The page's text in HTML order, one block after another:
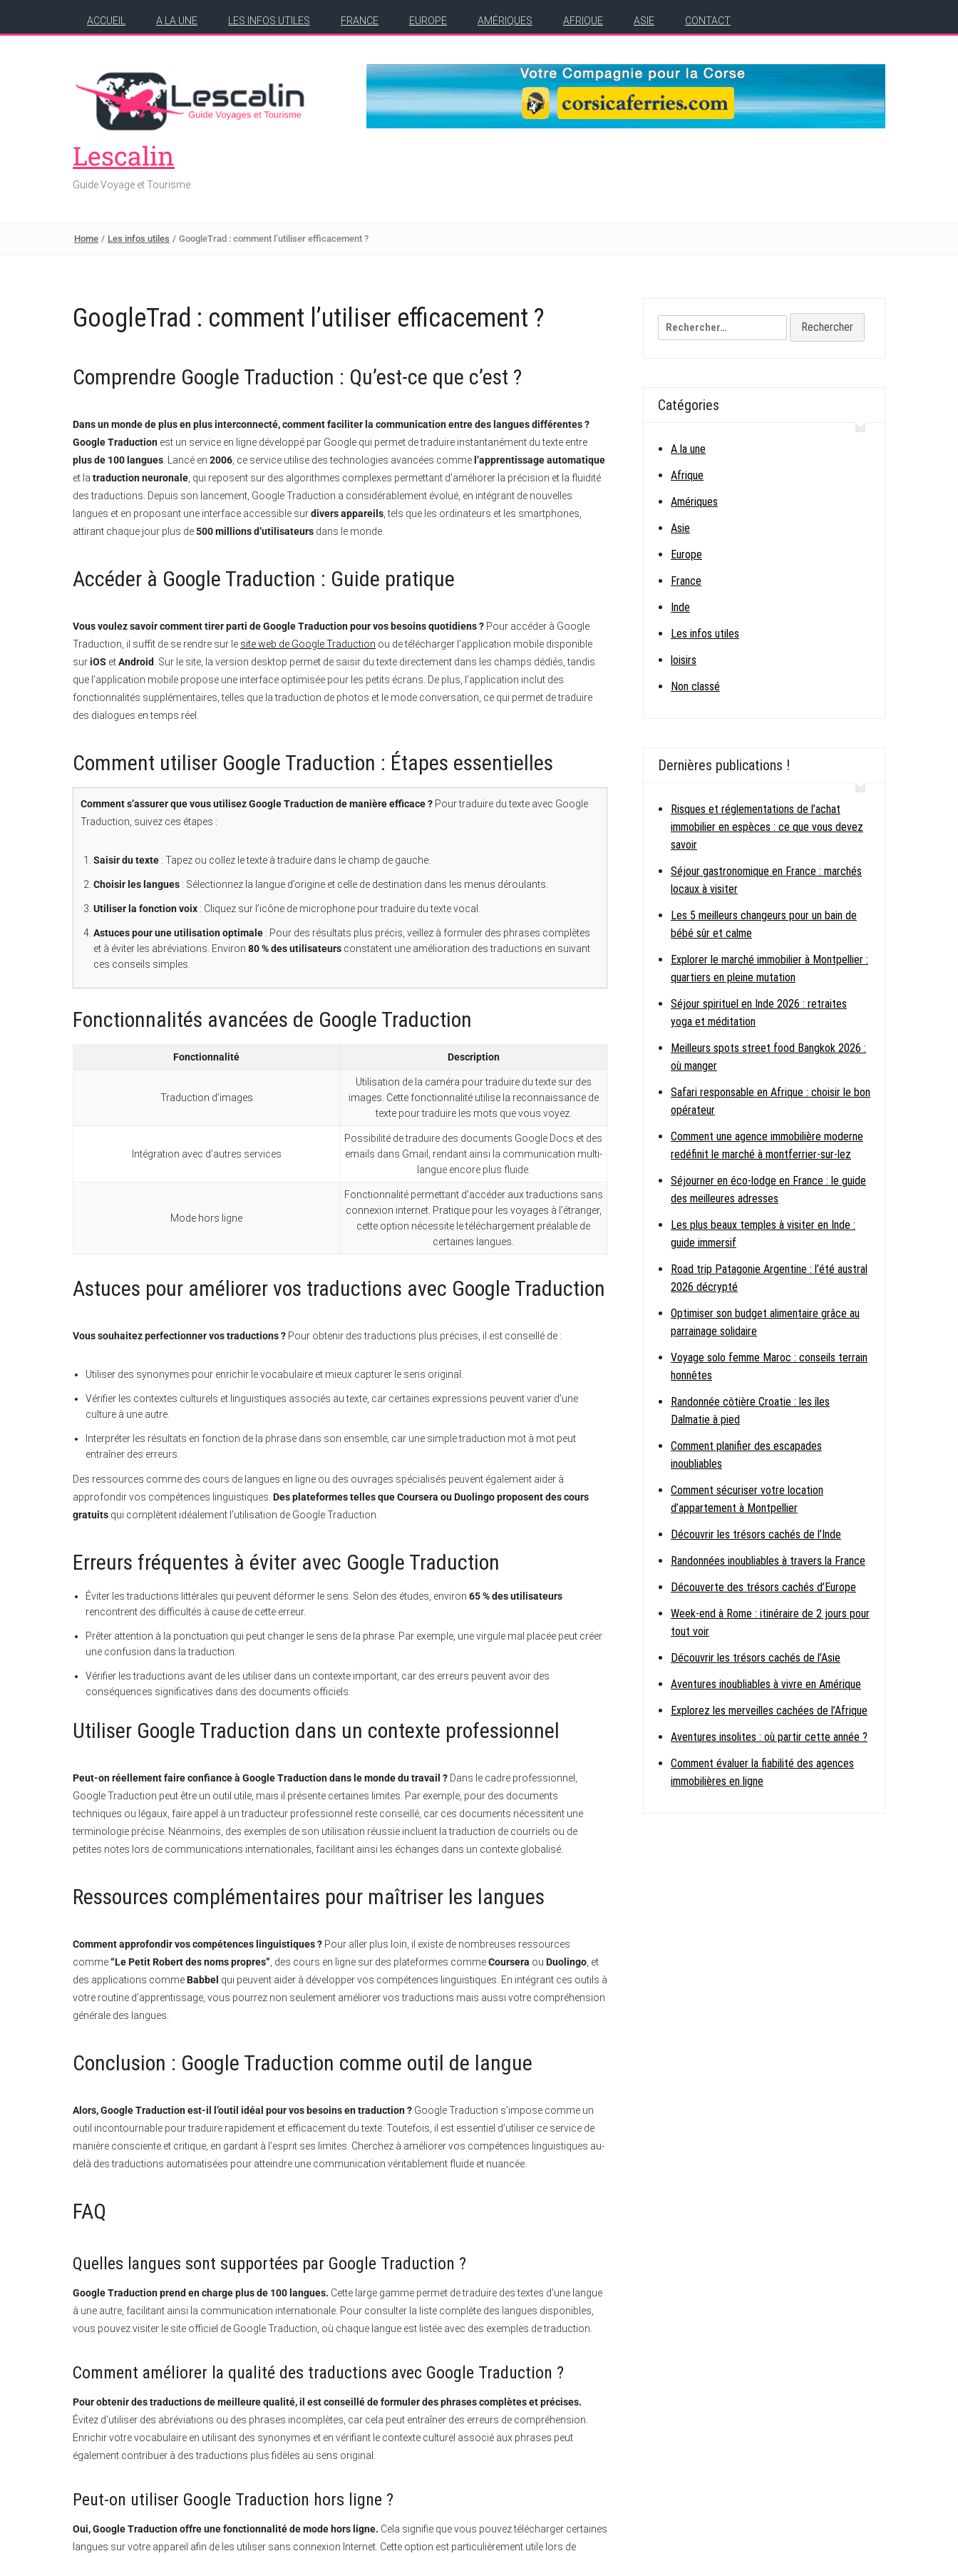
ACCUEIL A LA UNE LES INFOS UTILES FRANCE EUROPE AMÉRIQUES AFRIQUE ASIE CONTACT
Lescalin
Guide Voyage et Tourisme
Home / Les infos utiles / GoogleTrad : comment l’utiliser efficacement ?
GoogleTrad : comment l’utiliser efficacement ?
Comprendre Google Traduction : Qu’est-ce que c’est ?
Dans un monde de plus en plus interconnecté, comment faciliter la communication entre des langues différentes ?
Google Traduction est un service en ligne développé par Google qui permet de traduire instantanément du texte entre
plus de 100 langues . Lancé en 2006 , ce service utilise des technologies avancées comme l’apprentissage automatique
et la traduction neuronale , qui reposent sur des algorithmes complexes permettant d’améliorer la précision et la fluidité
des traductions. Depuis son lancement, Google Traduction a considérablement évolué, en intégrant de nouvelles
langues et en proposant une interface accessible surdivers appareils , tels que les ordinateurs et les smartphones,
attirant chaque jour plus de500 millions d’utilisateurs dans le monde.
Accéder à Google Traduction : Guide pratique
Vous voulez savoir comment tirer parti de Google Traduction pour vos besoins quotidiens ? Pour accéder à Google
Traduction, il suffit de se rendre sur le site web de Google Traduction ou de télécharger l’application mobile disponible
suriOS etAndroid . Sur le site, la version desktop permet de saisir du texte directement dans les champs dédiés, tandis
que l’application mobile propose une interface optimisée pour les petits écrans. De plus, l’application inclut des
fonctionnalités supplémentaires, telles que la traduction de photos et le mode conversation, ce qui permet de traduire
des dialogues en temps réel.
Comment utiliser Google Traduction : Étapes essentielles
Comment s’assurer que vous utilisez Google Traduction de manière efficace ? Pour traduire du texte avec Google
Traduction, suivez ces étapes :
Saisir du texte : Tapez ou collez le texte à traduire dans le champ de gauche.
Choisir les langues : Sélectionnez la langue d’origine et celle de destination dans les menus déroulants.
Utiliser la fonction voix : Cliquez sur l’icône de microphone pour traduire du texte vocal.
Astuces pour une utilisation optimale : Pour des résultats plus précis, veillez à formuler des phrases complètes
et à éviter les abréviations. Environ 80 % des utilisateurs constatent une amélioration des traductions en suivant
ces conseils simples.
Fonctionnalités avancées de Google Traduction
Fonctionnalité Description
Traduction d’images
Utilisation de la caméra pour traduire du texte sur des
images. Cette fonctionnalité utilise la reconnaissance de
texte pour traduire les mots que vous voyez.
Intégration avec d’autres services
Possibilité de traduire des documents Google Docs et des
emails dans Gmail, rendant ainsi la communication multi-
langue encore plus fluide.
Mode hors ligne
Fonctionnalité permettant d’accéder aux traductions sans
connexion internet. Pratique pour les voyages à l’étranger,
cette option nécessite le téléchargement préalable de
certaines langues.
Astuces pour améliorer vos traductions avec Google Traduction
Vous souhaitez perfectionner vos traductions ? Pour obtenir des traductions plus précises, il est conseillé de :
Utiliser des synonymes pour enrichir le vocabulaire et mieux capturer le sens original.
Vérifier les contextes culturels et linguistiques associés au texte, car certaines expressions peuvent varier d’une
culture à une autre.
Interpréter les résultats en fonction de la phrase dans son ensemble, car une simple traduction mot à mot peut
entraîner des erreurs.
Des ressources comme des cours de langues en ligne ou des ouvrages spécialisés peuvent également aider à
approfondir vos compétences linguistiques. Des plateformes telles que Coursera ou Duolingo proposent des cours
gratuits qui complètent idéalement l’utilisation de Google Traduction.
Erreurs fréquentes à éviter avec Google Traduction
Éviter les traductions littérales qui peuvent déformer le sens. Selon des études, environ 65 % des utilisateurs
rencontrent des difficultés à cause de cette erreur.
Prêter attention à la ponctuation qui peut changer le sens de la phrase. Par exemple, une virgule mal placée peut créer
une confusion dans la traduction.
Vérifier les traductions avant de les utiliser dans un contexte important, car des erreurs peuvent avoir des
conséquences significatives dans des documents officiels.
Utiliser Google Traduction dans un contexte professionnel
Peut-on réellement faire confiance à Google Traduction dans le monde du travail ? Dans le cadre professionnel,
Google Traduction peut être un outil utile, mais il présente certaines limites. Par exemple, pour des documents
techniques ou légaux, faire appel à un traducteur professionnel reste conseillé, car ces documents nécessitent une
terminologie précise. Néanmoins, des exemples de son utilisation réussie incluent la traduction de courriels ou de
petites notes lors de communications internationales, facilitant ainsi les échanges dans un contexte globalisé.
Ressources complémentaires pour maîtriser les langues
Comment approfondir vos compétences linguistiques ? Pour aller plus loin, il existe de nombreuses ressources
comme“Le Petit Robert des noms propres”, des cours en ligne sur des plateformes commeCoursera ou Duolingo, et
des applications commeBabbel qui peuvent aider à développer vos compétences linguistiques. En intégrant ces outils à
votre routine d’apprentissage, vous pourrez non seulement améliorer vos traductions mais aussi votre compréhension
générale des langues.
Conclusion : Google Traduction comme outil de langue
Alors, Google Traduction est-il l’outil idéal pour vos besoins en traduction ? Google Traduction s’impose comme un
outil incontournable pour traduire rapidement et efficacement du texte. Toutefois, il est essentiel d’utiliser ce service de
manière consciente et critique, en gardant à l’esprit ses limites. Cherchez à améliorer vos compétences linguistiques au-
delà des traductions automatisées pour atteindre une communication véritablement fluide et nuancée.
FAQ
Quelles langues sont supportées par Google Traduction ?
Google Traduction prend en charge plus de 100 langues. Cette large gamme permet de traduire des textes d’une langue
à une autre, facilitant ainsi la communication internationale. Pour consulter la liste complète des langues disponibles,
vous pouvez visiter le site officiel de Google Traduction, où chaque langue est listée avec des exemples de traduction.
Comment améliorer la qualité des traductions avec Google Traduction ?
Pour obtenir des traductions de meilleure qualité, il est conseillé de formuler des phrases complètes et précises.
Évitez d’utiliser des abréviations ou des phrases incomplètes, car cela peut entraîner des erreurs de compréhension.
Enrichir votre vocabulaire en utilisant des synonymes et en vérifiant le contexte culturel associé aux phrases peut
également contribuer à des traductions plus fidèles au sens original.
Peut-on utiliser Google Traduction hors ligne ?
Oui, Google Traduction offre une fonctionnalité de mode hors ligne. Cela signifie que vous pouvez télécharger certaines
langues sur votre appareil afin de les utiliser sans connexion Internet. Cette option est particulièrement utile lors de
Rechercher :
Catégories
A la une
Afrique
Amériques
Asie
Europe
France
Inde
Les infos utiles
loisirs
Non classé
Dernières publications !
Risques et réglementations de l’achat
immobilier en espèces : ce que vous devez
savoir
Séjour gastronomique en France : marchés
locaux à visiter
Les 5 meilleurs changeurs pour un bain de
bébé sûr et calme
Explorer le marché immobilier à Montpellier :
quartiers en pleine mutation
Séjour spirituel en Inde 2026 : retraites
yoga et méditation
Meilleurs spots street food Bangkok 2026 :
où manger
Safari responsable en Afrique : choisir le bon
opérateur
Comment une agence immobilière moderne
redéfinit le marché à montferrier-sur-lez
Séjourner en éco-lodge en France : le guide
des meilleures adresses
Les plus beaux temples à visiter en Inde :
guide immersif
Road trip Patagonie Argentine : l’été austral
2026 décrypté
Optimiser son budget alimentaire grâce au
parrainage solidaire
Voyage solo femme Maroc : conseils terrain
honnêtes
Randonnée côtière Croatie : les îles
Dalmatie à pied
Comment planifier des escapades
inoubliables
Comment sécuriser votre location
d’appartement à Montpellier
Découvrir les trésors cachés de l’Inde
Randonnées inoubliables à travers la France
Découverte des trésors cachés d’Europe
Week-end à Rome : itinéraire de 2 jours pour
tout voir
Découvrir les trésors cachés de l’Asie
Aventures inoubliables à vivre en Amérique
Explorez les merveilles cachées de l’Afrique
Aventures insolites : où partir cette année ?
Comment évaluer la fiabilité des agences
immobilières en ligne